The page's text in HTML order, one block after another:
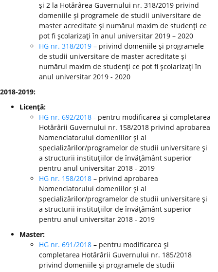
şi 2 la Hotărârea Guvernului nr. 318/2019 privind
domeniile şi programele de studii universitare de
master acreditate şi numărul maxim de studenţi ce
pot fi şcolarizaţi în anul universitar 2019 – 2020
HG nr. 318/2019 – privind domeniile şi programele
de studii universitare de master acreditate şi
numărul maxim de studenţi ce pot fi şcolarizaţi în
anul universitar 2019 - 2020
2018-2019:
Licenţă:
HG nr. 692/2018 - pentru modificarea şi completarea
Hotărârii Guvernului nr. 158/2018 privind aprobarea
Nomenclatorului domeniilor şi al
specializărilor/programelor de studii universitare şi
a structurii instituţiilor de învăţământ superior
pentru anul universitar 2018 - 2019
HG nr. 158/2018 – privind aprobarea
Nomenclatorului domeniilor şi al
specializărilor/programelor de studii universitare şi
a structurii instituţiilor de învăţământ superior
pentru anul universitar 2018 - 2019
Master:
HG nr. 691/2018 – pentru modificarea şi
completarea Hotărârii Guvernului nr. 185/2018
privind domeniile şi programele de studii